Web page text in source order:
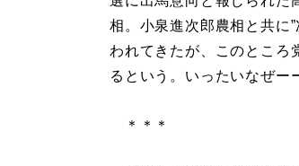
相。小泉進次郎農相と共に
われてきたが、このところ
るという。いったいなぜー
＊＊＊